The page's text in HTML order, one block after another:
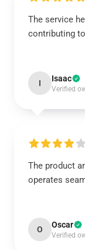
The service
contributing
I Isaac
Verified
The product
operates
O Oscar
Verified